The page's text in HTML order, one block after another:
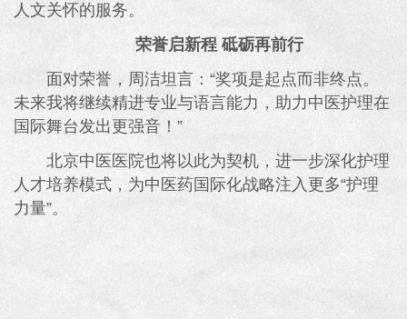
人文关怀的服务。
荣誉启新程 砥砺再前行
面对荣誉，周洁坦言：“奖项是起点而非终点。
未来我将继续精进专业与语言能力，助力中医护理在
国际舞台发出更强音！”
北京中医医院也将以此为契机，进一步深化护理
人才培养模式，为中医药国际化战略注入更多“护理
力量”。